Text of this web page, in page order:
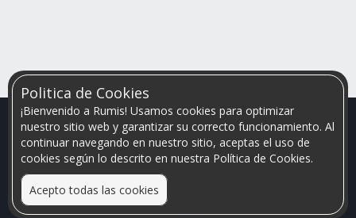
Politica de Cookies
¡Bienvenido a Rumis! Usamos cookies para optimizar
nuestro sitio web y garantizar su correcto funcionamiento. Al
continuar navegando en nuestro sitio, aceptas el uso de
cookies según lo descrito en nuestra Política de Cookies.
Acepto todas las cookies
Relacionamos personas que arriendan con las que buscan una